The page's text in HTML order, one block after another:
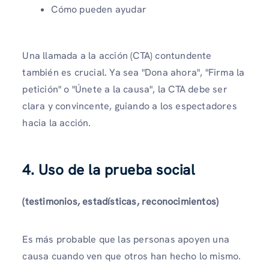
Cómo pueden ayudar
Una llamada a la acción (CTA) contundente
también es crucial. Ya sea "Dona ahora", "Firma la
petición" o "Únete a la causa", la CTA debe ser
clara y convincente, guiando a los espectadores
hacia la acción.
4. Uso de la prueba social
(testimonios, estadísticas, reconocimientos)
Es más probable que las personas apoyen una
causa cuando ven que otros han hecho lo mismo.